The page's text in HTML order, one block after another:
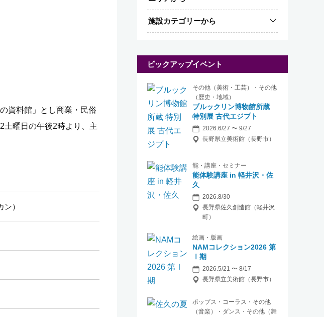
資料館」とし商業・民俗
土曜日の午後2時より、主
ン
施設カテゴリーから
ピックアップイベント
その他（美術・工芸）・その他
（歴史・地域）
ブルックリン博物館所蔵
特別展 古代エジプト
2026.6/27 〜 9/27
長野県立美術館（長野市）
能・講座・セミナー
能体験講座 in 軽井沢・佐
久
2026.8/30
長野県佐久創造館（軽井沢
町）
絵画・版画
NAMコレクション2026 第
Ⅰ期
2026.5/21 〜 8/17
長野県立美術館（長野市）
ポップス・コーラス・その他
（音楽）・ダンス・その他（舞